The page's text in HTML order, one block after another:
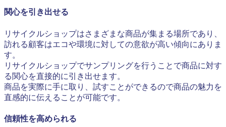
関心を引き出せる
リサイクルショップはさまざまな商品が集まる場所であり、
訪れる顧客はエコや環境に対しての意欲が高い傾向にありま
す。
リサイクルショップでサンプリングを行うことで商品に対す
る関心を直接的に引き出せます。
商品を実際に手に取り、試すことができるので商品の魅力を
直感的に伝えることが可能です。
信頼性を高められる